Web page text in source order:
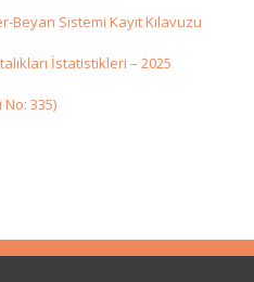
Beyan Sistemi Kayıt Kılavuzu
İstatistikleri – 2025
335)